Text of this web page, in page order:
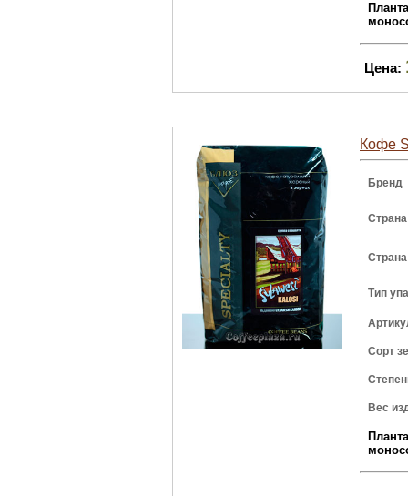
Цена:
Кофе
Бренд
Тип
Сорт
Вес